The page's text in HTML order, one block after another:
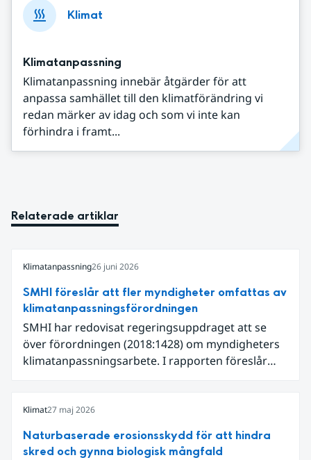
Klimat
Klimatanpassning
Klimatanpassning innebär åtgärder för att
anpassa samhället till den klimatförändring vi
redan märker av idag och som vi inte kan
förhindra i framt...
Relaterade artiklar
Klimatanpassning26 juni 2026
SMHI föreslår att fler myndigheter omfattas av
klimatanpassningsförordningen
SMHI har redovisat regeringsuppdraget att se
över förordningen (2018:1428) om myndigheters
klimatanpassningsarbete. I rapporten föreslår
Klimat27 maj 2026
Naturbaserade erosionsskydd för att hindra
skred och gynna biologisk mångfald